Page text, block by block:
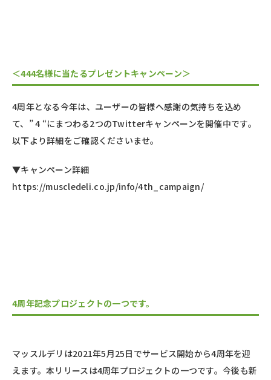
＜444名様に当たるプレゼントキャンペーン＞
4周年となる今年は、ユーザーの皆様へ感謝の気持ちを込め
て、” 4 “にまつわる2つのTwitterキャンペーンを開催中です。
以下より詳細をご確認くださいませ。
▼キャンペーン詳細
https://muscledeli.co.jp/info/4th_campaign/
4周年記念プロジェクトの一つです。
マッスルデリは2021年5月25日でサービス開始から4周年を迎
えます。本リリースは4周年プロジェクトの一つです。今後も新